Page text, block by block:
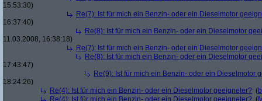
15:53:30)
Re(7): Ist für mich ein Benzin- oder ein Dieselmotor
16:37:40)
Re(8): Ist für mich ein Benzin- oder ein Dieselmotor
11.03.2008, 16:38:18)
Re(7): Ist für mich ein Benzin- oder ein Dieselmotor
Re(8): Ist für mich ein Benzin- oder ein Dieselmotor
17:43:47)
Re(9): Ist für mich ein Benzin- oder ein Dieselmotor
18:24:26)
Re(4): Ist für mich ein Benzin- oder ein Dieselmotor geeigneter? (
Re(4): Ist für mich ein Benzin- oder ein Dieselmotor geeigneter? (